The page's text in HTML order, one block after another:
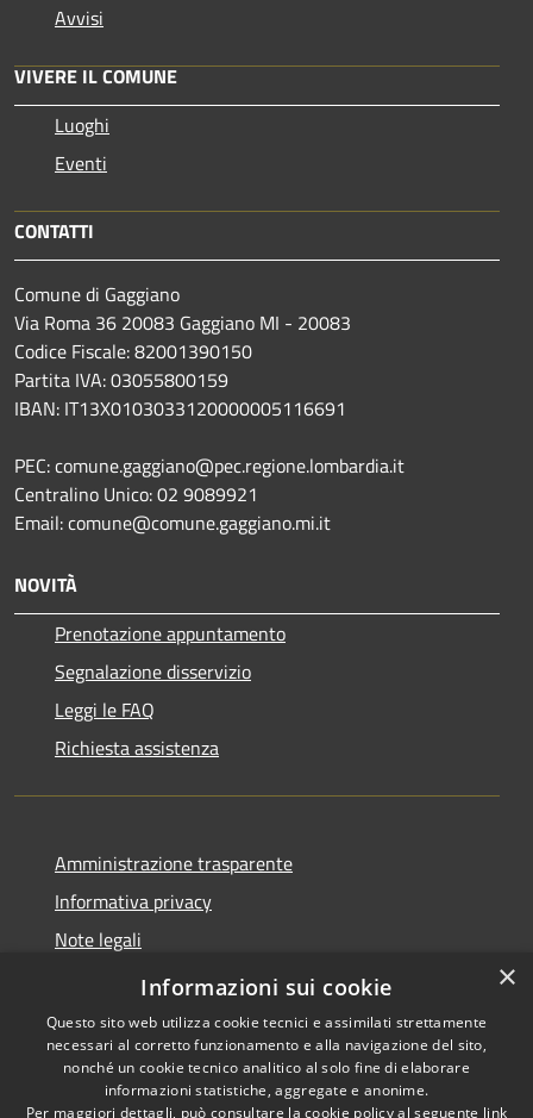
Avvisi
VIVERE IL COMUNE
Luoghi
Eventi
CONTATTI
Comune di Gaggiano
Via Roma 36 20083 Gaggiano MI - 20083
Codice Fiscale: 82001390150
Partita IVA: 03055800159
IBAN: IT13X0103033120000005116691
PEC: comune.gaggiano@pec.regione.lombardia.it
Centralino Unico: 02 9089921
Email: comune@comune.gaggiano.mi.it
NOVITÀ
Prenotazione appuntamento
Segnalazione disservizio
Leggi le FAQ
Richiesta assistenza
Amministrazione trasparente
Informativa privacy
Note legali
Dichiarazione di accessibilità
Copyright © 2026 • Comune di
×
Informazioni sui cookie
Questo sito web utilizza cookie tecnici e assimilati strettamente
necessari al corretto funzionamento e alla navigazione del sito,
nonché un cookie tecnico analitico al solo fine di elaborare
informazioni statistiche, aggregate e anonime.
Per maggiori dettagli, può consultare la cookie policy al seguente link